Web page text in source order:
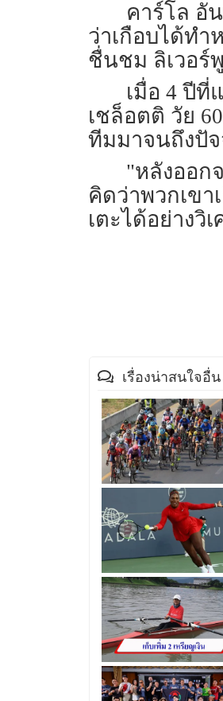
คาร์โล อั
ว่าเกือบได้ทำ
ชื่นชม ลิเวอร์
เมื่อ 4 ปีที่
เชล็อตติ วัย
ทีมมาจนถึงปั
"หลังออก
คิดว่าพวกเขา
เตะได้อย่างวิ
เรื่องน่าสนใจอื่